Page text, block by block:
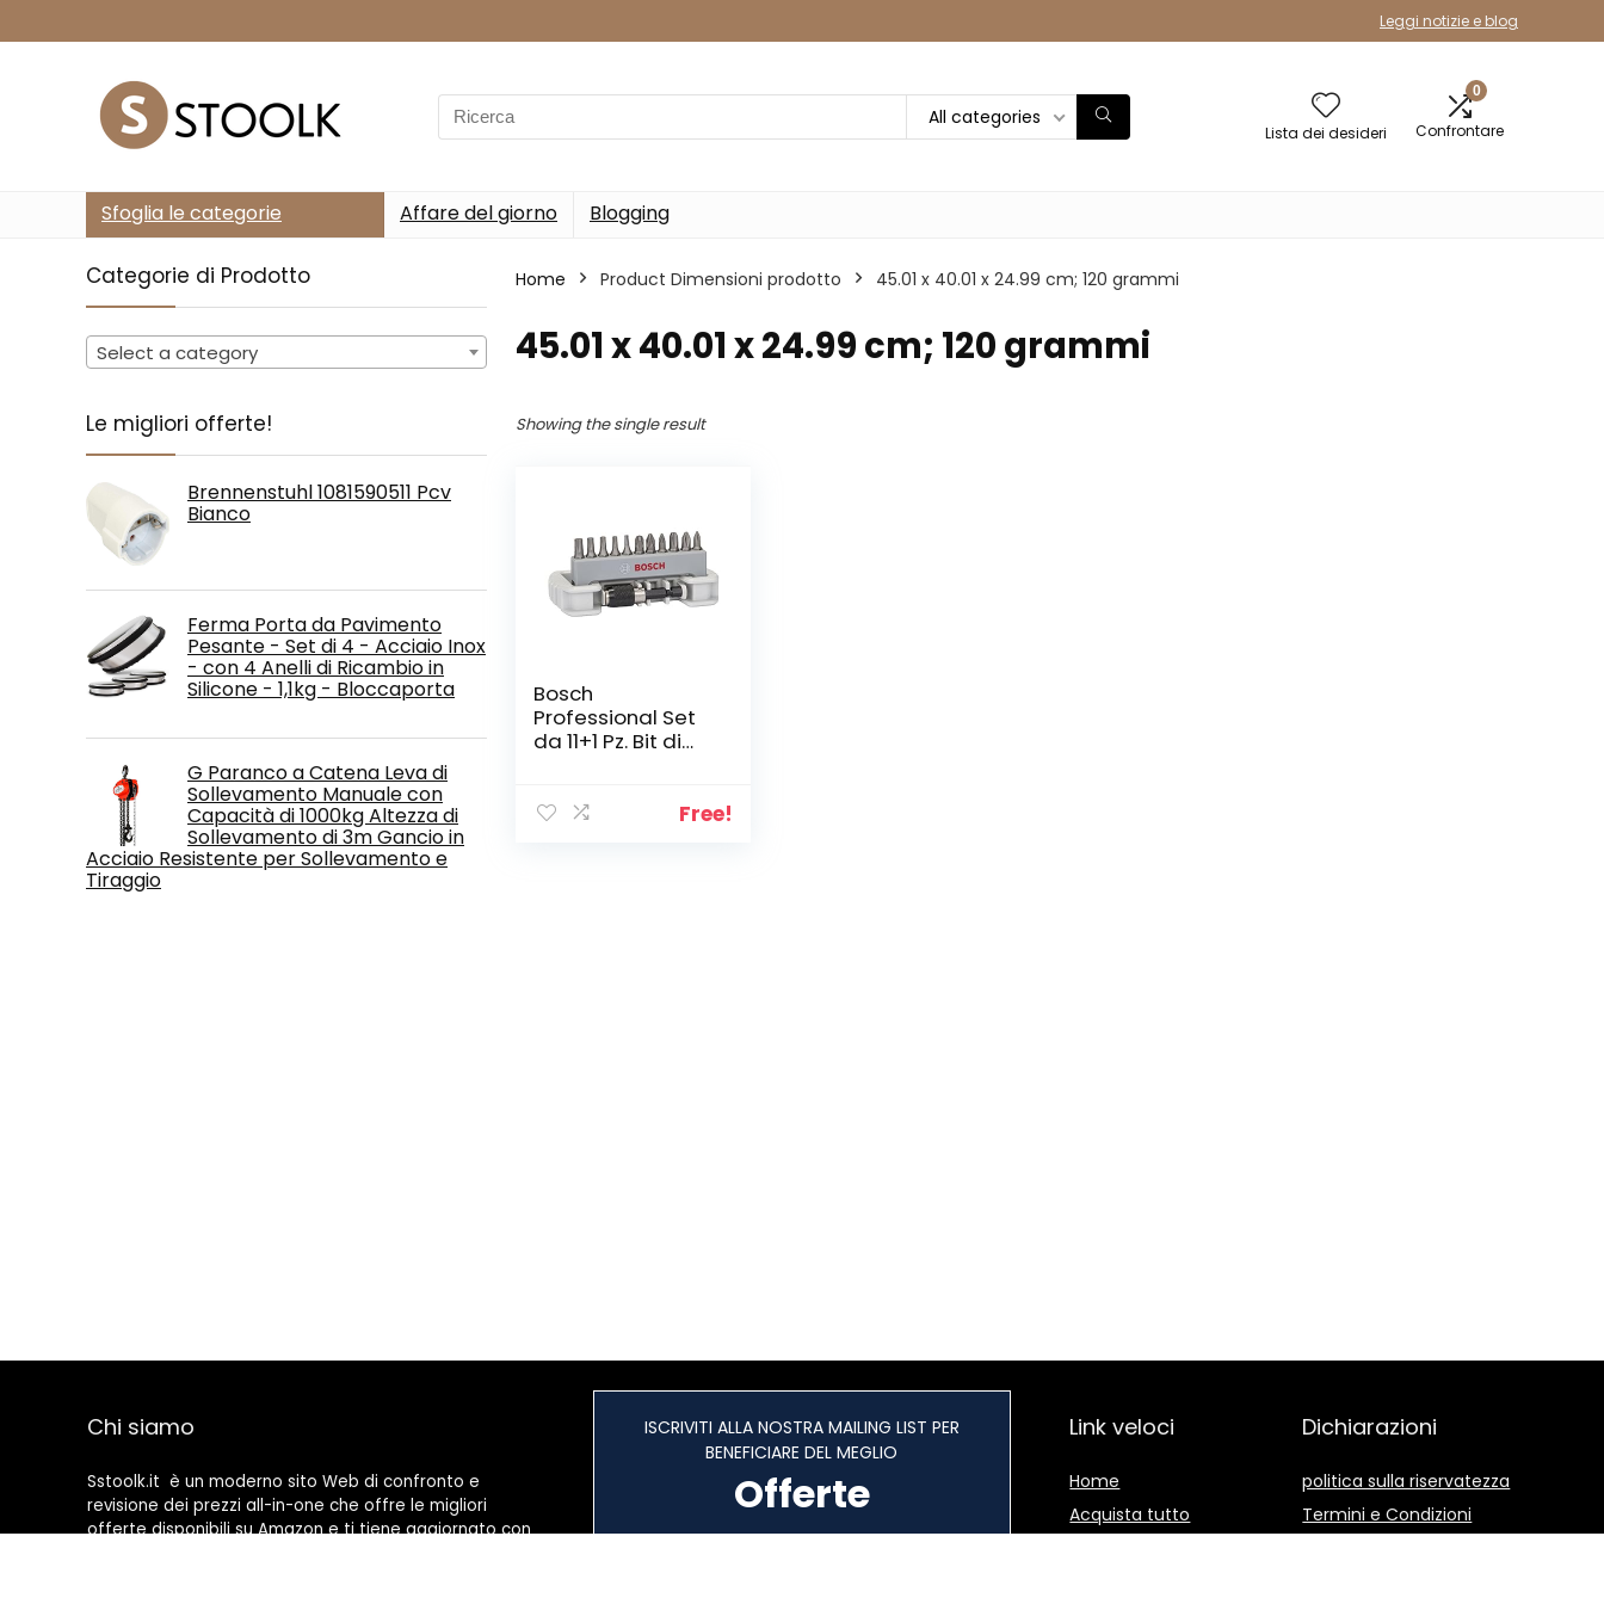
Leggi notizie e blog
Search
for:
All categories
Lista dei desideri
0
Confrontare
Sfoglia le categorie Affare del giorno Blogging
Categorie di Prodotto
Select a category
Le migliori offerte!
Brennenstuhl 1081590511 Pcv
Bianco
Ferma Porta da Pavimento
Pesante - Set di 4 - Acciaio Inox
- con 4 Anelli di Ricambio in
Silicone - 1,1kg - Bloccaporta
G Paranco a Catena Leva di
Sollevamento Manuale con
Capacità di 1000kg Altezza di
Sollevamento di 3m Gancio in
Acciaio Resistente per Sollevamento e
Tiraggio
Home Product Dimensioni prodotto ‎45.01 x 40.01 x 24.99 cm; 120 grammi
‎45.01 x 40.01 x 24.99 cm; 120 grammi
Showing the single result
Bosch
Professional Set
da 11+1 Pz. Bit di
T-Bit, AccessoriFree!
Chi siamo
Sstoolk.it è un moderno sito Web di confronto e
revisione dei prezzi all-in-one che offre le migliori
offerte disponibili su Amazon e ti tiene aggiornato con
ISCRIVITI ALLA NOSTRA MAILING LIST PER
BENEFICIARE DEL MEGLIO
Offerte
Link veloci
Home
Acquista tutto
Dichiarazioni
politica sulla riservatezza
Termini e Condizioni